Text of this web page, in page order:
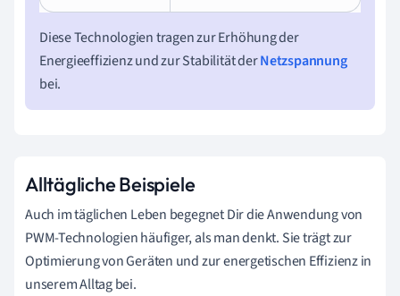
Diese Technologien tragen zur Erhöhung der
Energieeffizienz und zur Stabilität derNetzspannung
bei.
Alltägliche Beispiele
Auch im täglichen Leben begegnet Dir die Anwendung von
PWM-Technologien häufiger, als man denkt. Sie trägt zur
Optimierung von Geräten und zur energetischen Effizienz in
unserem Alltag bei.